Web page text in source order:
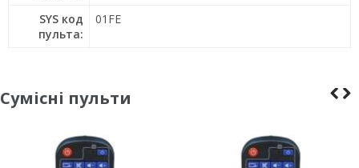
SYS код
пульта:
01FE
Сумісні пульти